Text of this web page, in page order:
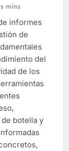
mins
informes
de
del
de los
botella y